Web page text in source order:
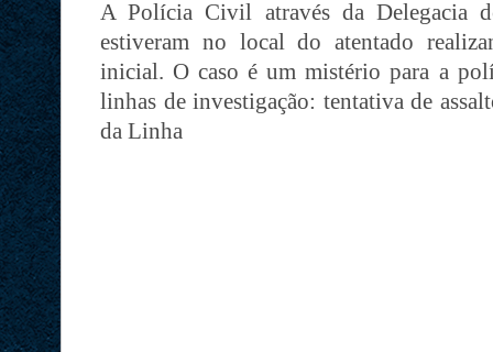
A Polícia Civil através da Delegacia
estiveram no local do atentado
inicial. O caso é um mistério para a
linhas de investigação: tentativa de
da Linha